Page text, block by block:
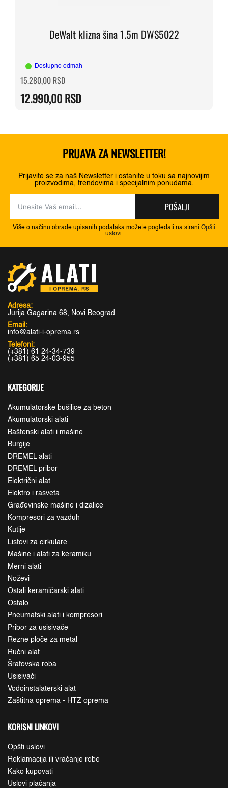
DeWalt klizna šina 1.5m DWS5022
Dostupno odmah
15.280,00RSDOriginalna
cena
bila:
15.280,00 RSD.
12.990,00RSD
Trenutna
cena
12.990,00 RSD.
PRIJAVA ZA NEWSLETTER!
Prijavite se za naš Newsletter i ostanite u toku sa najnovijim
proizvodima, trendovima i specijalnim ponudama.
POŠALJI
Više o načinu obrade upisanih podataka možete pogledati na strani Opšti
uslovi .
Adresa:
Jurija Gagarina 68, Novi Beograd
Email:
info@alati-i-oprema.rs
Telefoni:
(+381) 61 24-34-739
(+381) 65 24-03-955
KATEGORIJE
Akumulatorske bušilice za beton
Akumulatorski alati
Baštenski alati i mašine
Burgije
DREMEL alati
DREMEL pribor
Električni alat
Elektro i rasveta
Građevinske mašine i dizalice
Kompresori za vazduh
Kutije
Listovi za cirkulare
Mašine i alati za keramiku
Merni alati
Noževi
Ostali keramičarski alati
Ostalo
Pneumatski alati i kompresori
Pribor za usisivače
Rezne ploče za metal
Ručni alat
Šrafovska roba
Usisivači
Vodoinstalaterski alat
Zaštitna oprema - HTZ oprema
KORISNI LINKOVI
Opšti uslovi
Reklamacija ili vraćanje robe
Kako kupovati
Uslovi plaćanja